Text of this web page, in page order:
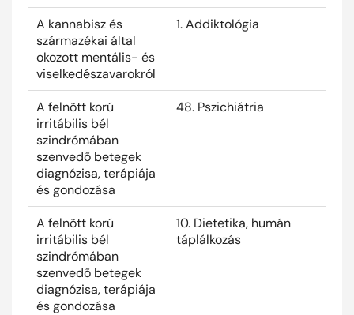
A kannabisz és
származékai által
okozott mentális- és
viselkedészavarokról
1. Addiktológia
A felnõtt korú
irritábilis bél
szindrómában
szenvedõ betegek
diagnózisa, terápiája
és gondozása
48. Pszichiátria
A felnõtt korú
irritábilis bél
szindrómában
szenvedõ betegek
diagnózisa, terápiája
és gondozása
10. Dietetika, humán
táplálkozás